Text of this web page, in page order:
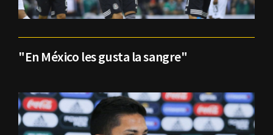
"En México les gusta la sangre"